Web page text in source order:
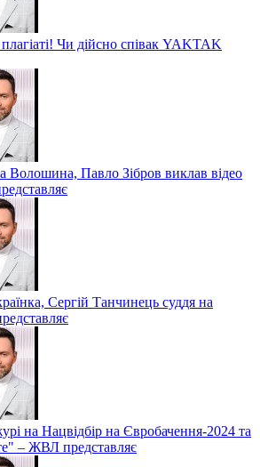
Чи дійсно співак YAKTAK
Волошина, Павло Зібров виклав відео
Сергій Танчинець суддя на
на Нацвідбір на Євробачення-2024 та
– ЖВЛ представляє